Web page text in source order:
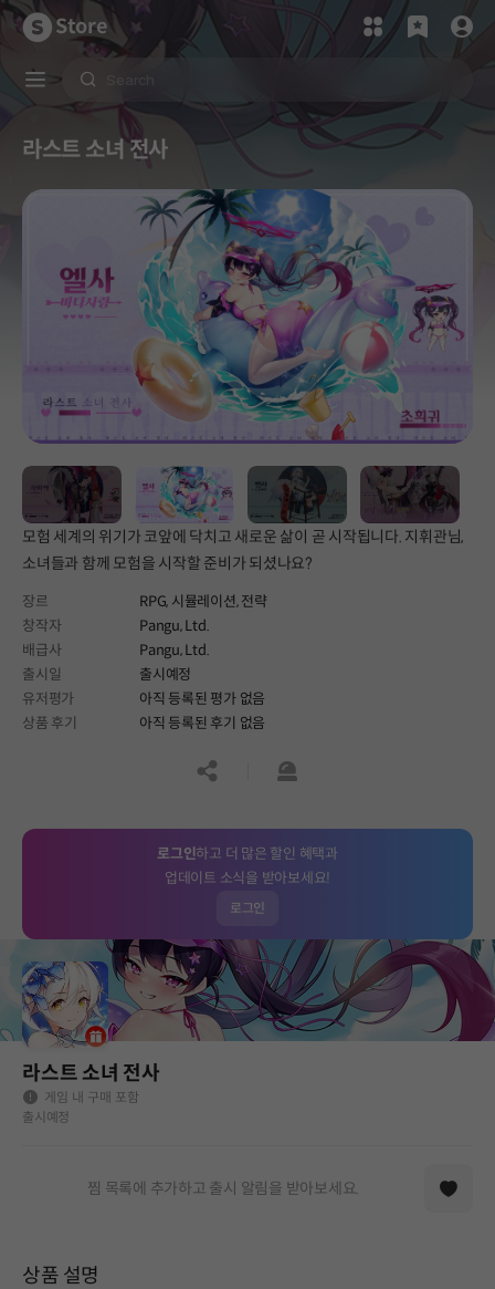
Store
라스트 소녀 전사
모험 세계의 위기가 코앞에 닥치고 새로운 삶이 곧 시작됩니다. 지휘관님,
소녀들과 함께 모험을 시작할 준비가 되셨나요?
장르 RPG, 시뮬레이션,전략
창작자
Pangu, Ltd.
배급사
Pangu, Ltd.
출시일
출시예정
유저평가
아직 등록된 평가 없음
상품 후기
아직 등록된 후기 없음
공유하기신고하기
로그인하고 더 많은 할인 혜택과
업데이트 소식을 받아보세요!
로그인
라스트 소녀 전사
게임 내 구매 포함
출시예정
찜 목록에 추가하고 출시 알림을 받아보세요.
상품 설명